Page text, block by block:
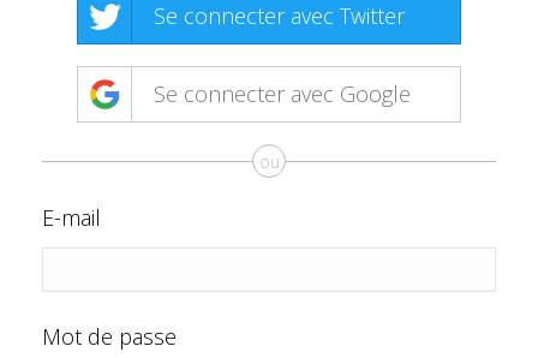
Se connecter avec Twitter
Se connecter avec Google
ou
E-mail
Mot de passe